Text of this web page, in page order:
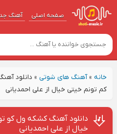
صفحه اصلی آهنگ‌
خانه»آهنگ های شوتی» دانلود
کم تونم خیتی خیال از علی احمدیانی
دانلود آهنگ کشکه ول کو
خیال از علی احمدیانی